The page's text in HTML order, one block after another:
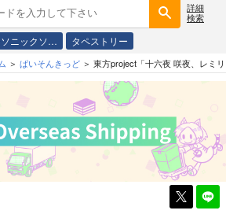
詳細
検索
ニックソ… タペストリー
ぱいそんきっど 東方project「十六夜 咲夜、レミ